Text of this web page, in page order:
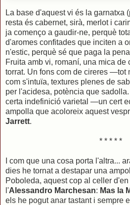
La base d'aquest vi és la garnatxa
resta és cabernet, sirà, merlot i
ja començo a gaudir-ne, perquè
d'aromes confitades que inciten a
n'estic, perquè sé que paga la
Fruita amb vi, romaní, una mica de
torrat. Un fons com de cireres —tot
com s'intuïa, textures plenes de
per l'acidesa, potència que
certa indefinició varietal —un cert
ampolla que acoloreix aquest
Jarrett.
* * * * *
I com que una cosa porta l'altra...
dies he tornat a destapar una
Poboleda, aquest cop al celler d'en
l'Alessandro Marchesan: Mas la
els he pogut anar tastant i sempre